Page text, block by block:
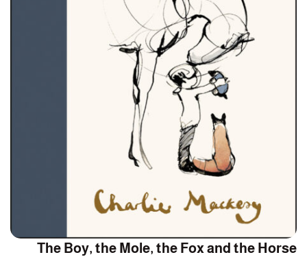
The Boy, the Mole, the Fox and the Horse